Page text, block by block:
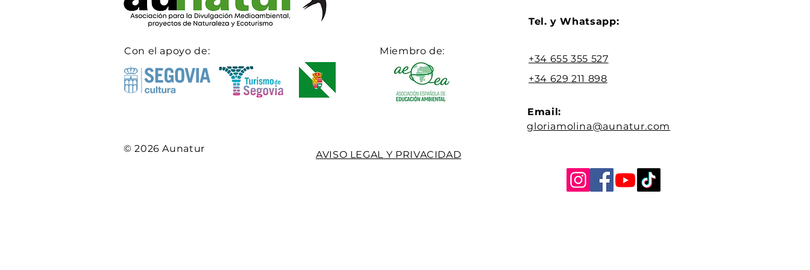
Con el apoyo de: Miembro de:
Tel. y Whatsapp:
+34 655 355 527
+34 629 211 898
Email:
gloriamolina@aunatur.com
© 2026 Aunatur
AVISO LEGAL Y PRIVACIDAD